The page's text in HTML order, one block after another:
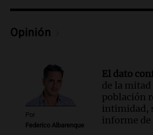
Audio.Suspenden clases
condiciones de circulación
Audio.Uspallata enfrenta
de nieve que deja varados
camiones por más de 24
Noticias
Episodios
Audio.Exigen justicia por
Opinión
Por
Federico Albarenque
El dato
de la mitad
población
intimidad,
informe de